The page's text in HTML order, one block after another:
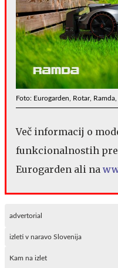
Foto: Eurogarden, Rotar,
Več informacij o
funkcionalnostih
Eurogarden ali na
advertorial
izleti v naravo Slovenija
Kam na izlet